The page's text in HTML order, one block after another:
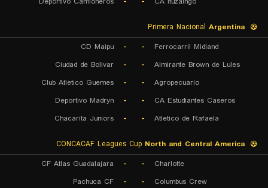
Argentina
Ferrocarril Midland
-
-
CD Maipu
Almirante Brown de Lules
-
-
Ciudad de Bolivar
Agropecuario
-
-
Club Atletico Guemes
CA Estudiantes Caseros
-
-
Deportivo Madryn
Atletico de Rafaela
-
-
Chacarita Juniors
North and Central America
Charlotte
-
-
CF Atlas Guadalajara
Columbus Crew
-
-
Pachuca CF